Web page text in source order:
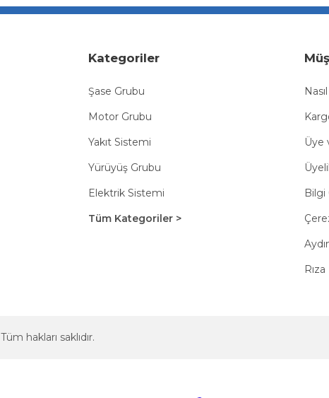
Kategoriler
Şase Grubu
Motor Grubu
Yakıt Sistemi
Yürüyüş Grubu
Elektrik Sistemi
Tüm Kategoriler >
Üye
Bilgi
Tüm hakları saklıdır.